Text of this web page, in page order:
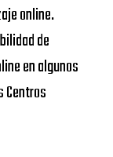
online.
de
en algunos
Centros